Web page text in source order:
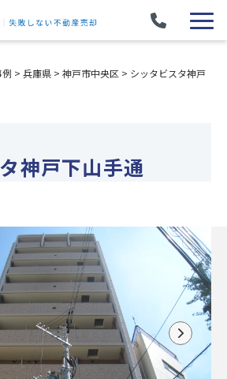
> 兵庫県 > 神戸市中央区 > シッタビスタ神戸
神戸下山手通